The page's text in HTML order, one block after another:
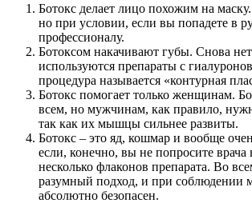
Ботокс делает лицо похожим на
но при условии, если вы попадете в
профессионалу.
Ботоксом накачивают губы. Снова
используются препараты с
процедура называется «контурная
Ботокс помогает только женщинам.
всем, но мужчинам, как правило,
так как их мышцы сильнее развиты.
Ботокс – это яд, кошмар и вообще
если, конечно, вы не попросите врача
несколько флаконов препарата. Во
разумный подход, и при соблюдении
абсолютно безопасен.